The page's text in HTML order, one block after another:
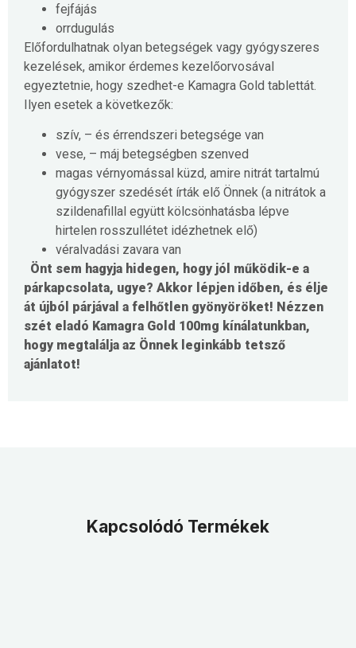
fejfájás
orrdugulás
Előfordulhatnak olyan betegségek vagy gyógyszeres
kezelések, amikor érdemes kezelőorvosával
egyeztetnie, hogy szedhet-e Kamagra Gold tablettát.
Ilyen esetek a következők:
szív, – és érrendszeri betegsége van
vese, – máj betegségben szenved
magas vérnyomással küzd, amire nitrát tartalmú
gyógyszer szedését írták elő Önnek (a nitrátok a
szildenafillal együtt kölcsönhatásba lépve
hirtelen rosszullétet idézhetnek elő)
véralvadási zavara van
Önt sem hagyja hidegen, hogy jól működik-e a
párkapcsolata, ugye? Akkor lépjen időben, és élje
át újból párjával a felhőtlen gyönyöröket! Nézzen
szét eladó Kamagra Gold 100mg kínálatunkban,
hogy megtalálja az Önnek leginkább tetsző
ajánlatot!
Kapcsolódó Termékek